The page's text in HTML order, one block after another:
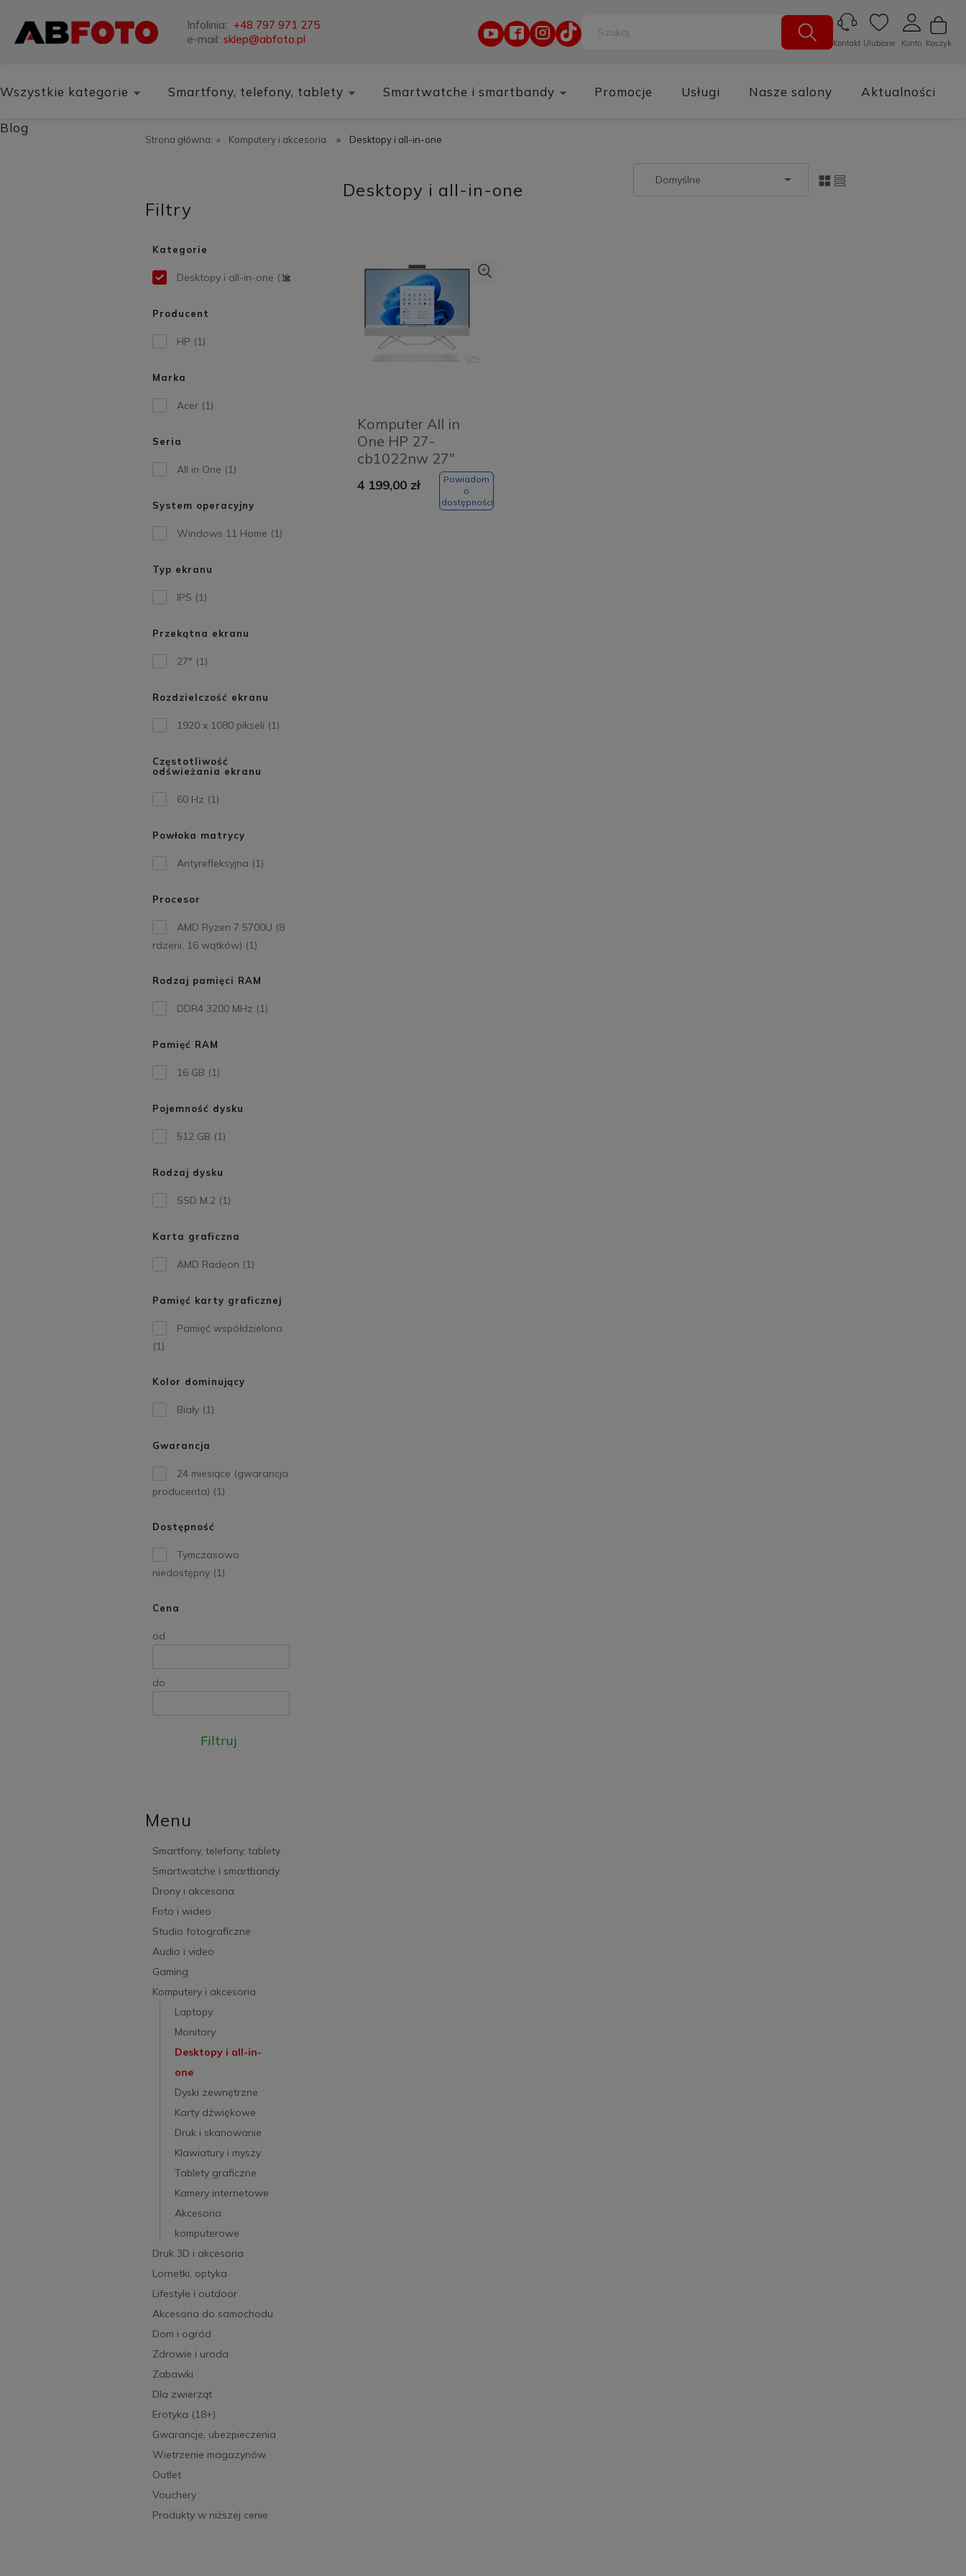
Infolinia: +48 797 971 275
e-mail: sklep@abfoto.pl Koszyk
Konto
Ulubione
Kontakt
Wszystkie kategorie Smartfony, telefony, tablety Smartwatche i smartbandy Promocje Usługi Nasze salony Aktualności
Blog
Strona główna: » Komputery i akcesoria » Desktopy i all-in-one
Filtry
Kategorie
Desktopy i all-in-one (1)
Producent
HP (1)
Marka
Acer (1)
Seria
All in One (1)
System operacyjny
Windows 11 Home (1)
Typ ekranu
IPS (1)
Przekątna ekranu
27" (1)
Rozdzielczość ekranu
1920 x 1080 pikseli (1)
Częstotliwość
odświeżania ekranu
60 Hz (1)
Powłoka matrycy
Antyrefleksyjna (1)
Procesor
AMD Ryzen 7 5700U (8
rdzeni, 16 wątków) (1)
Rodzaj pamięci RAM
DDR4 3200 MHz (1)
Pamięć RAM
16 GB (1)
Pojemność dysku
512 GB (1)
Rodzaj dysku
SSD M.2 (1)
Karta graficzna
AMD Radeon (1)
Pamięć karty graficznej
Pamięć współdzielona
(1)
Kolor dominujący
Biały (1)
Gwarancja
24 miesiące (gwarancja
producenta) (1)
Dostępność
Tymczasowo
niedostępny (1)
Cena
od
do
Filtruj
Menu
Smartfony, telefony, tablety
Smartwatche i smartbandy
Drony i akcesoria
Foto i wideo
Studio fotograficzne
Audio i video
Gaming
Komputery i akcesoria
Laptopy
Monitory
Desktopy i all-in-
one
Dyski zewnętrzne
Karty dźwiękowe
Druk i skanowanie
Klawiatury i myszy
Tablety graficzne
Kamery internetowe
Akcesoria
komputerowe
Druk 3D i akcesoria
Lornetki, optyka
Lifestyle i outdoor
Akcesoria do samochodu
Dom i ogród
Zdrowie i uroda
Zabawki
Dla zwierząt
Erotyka (18+)
Gwarancje, ubezpieczenia
Wietrzenie magazynów
Outlet
Vouchery
Produkty w niższej cenie
Desktopy i all-in-one
Komputer All in
One HP 27-
cb1022nw 27"
Ryzen 5 16GB
512GB biały
4 199,00 zł
Powiadom
o
dostępności